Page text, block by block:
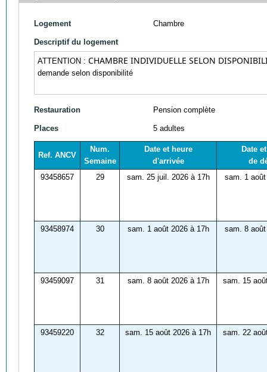
Logement Chambre
Descriptif du logement
ATTENTION : CHAMBRE INDIVIDUELLE SELON
demande selon disponibilité
Restauration Pension complète
Places 5 adultes
Ref. ANCV
Num.
Semaine
Date et heure
d'arrivée
Date
de
93458657
29 sam. 25 juil. 2026 à 17h sam. 1
93458974 30 sam. 1 août 2026 à 17h sam. 8
93459097 31 sam. 8 août 2026 à 17h sam. 15
93459220 32 sam. 15 août 2026 à 17h sam. 22